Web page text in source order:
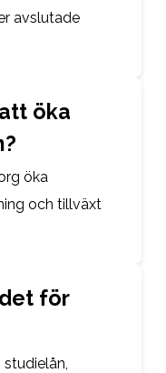
avslutade
öka
öka
och tillväxt
för